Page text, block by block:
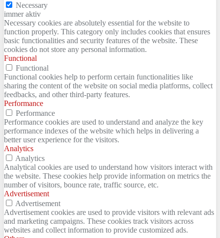
Necessary
immer aktiv
Necessary cookies are absolutely essential for the website to
function properly. This category only includes cookies that ensures
basic functionalities and security features of the website. These
cookies do not store any personal information.
Functional
Functional
Functional cookies help to perform certain functionalities like
sharing the content of the website on social media platforms, collect
feedbacks, and other third-party features.
Performance
Performance
Performance cookies are used to understand and analyze the key
performance indexes of the website which helps in delivering a
better user experience for the visitors.
Analytics
Analytics
Analytical cookies are used to understand how visitors interact with
the website. These cookies help provide information on metrics the
number of visitors, bounce rate, traffic source, etc.
Advertisement
Advertisement
Advertisement cookies are used to provide visitors with relevant ads
and marketing campaigns. These cookies track visitors across
websites and collect information to provide customized ads.